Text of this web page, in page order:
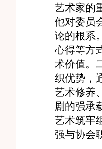
艺术家的
他对委员
论的根系
心得等方
术价值。
织优势，
艺术修养
剧的强承
艺术筑牢
强与协会